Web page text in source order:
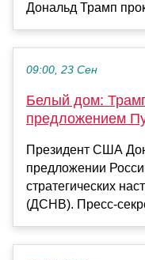
Дональд Трамп
09:00, 23 Сен
Белый дом:
предложением
Президент США
предложении
стратегических
(ДСНВ). Пресс-